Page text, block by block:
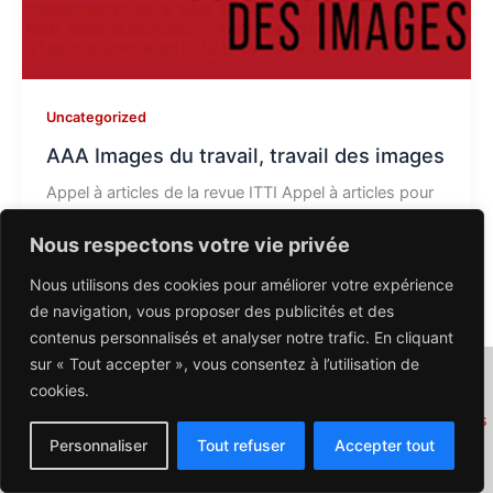
Nous respectons votre vie privée
Nous utilisons des cookies pour améliorer votre expérience
de navigation, vous proposer des publicités et des
contenus personnalisés et analyser notre trafic. En cliquant
sur « Tout accepter », vous consentez à l’utilisation de
cookies.
Personnaliser Tout refuser Accepter tout
Uncategorized
AAA Images du travail, travail des images
Appel à articles de la revue ITTI Appel à articles pour
NOUS CONTACTER : contact@carnetnrt.fr
carnetnrt.fr | © 2026 La NRT - Tous droits réservés |Mentions
légales| WebDesign, Hébergement : Agence 3WpointCOM